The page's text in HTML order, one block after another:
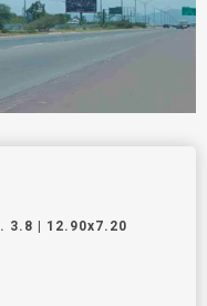
3.8 | 12.90x7.20